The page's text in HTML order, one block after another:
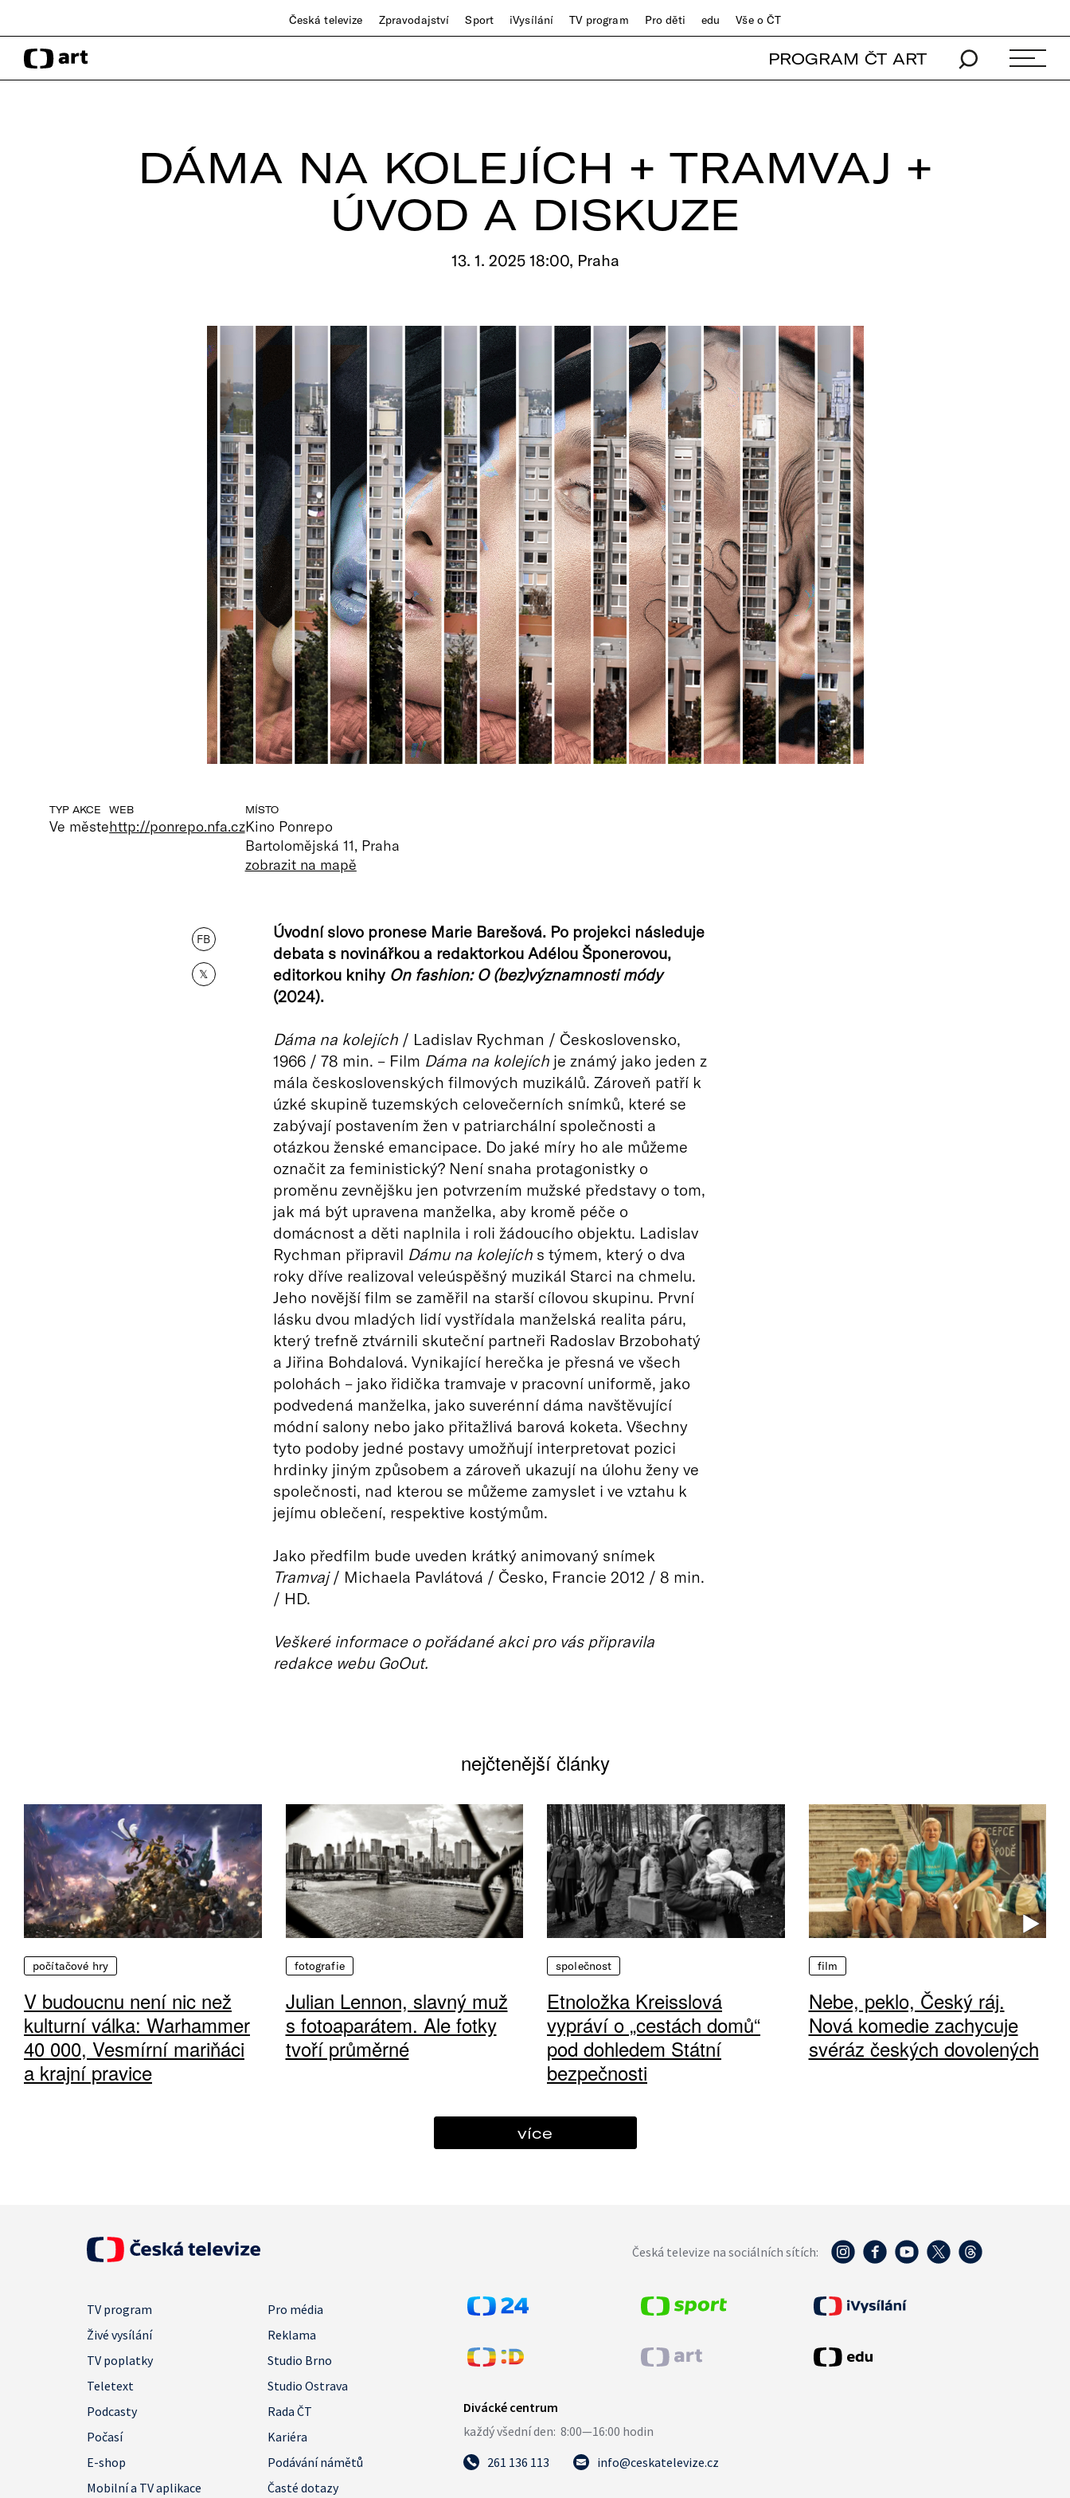
Česká televize Zpravodajství Sport iVysílání TV program Pro děti edu Vše o ČT
PROGRAM ČT ART
DÁMA NA KOLEJÍCH + TRAMVAJ +
ÚVOD A DISKUZE
13. 1. 2025 18:00, Praha
TYP AKCE
Ve měste
WEB
http://ponrepo.nfa.cz
MÍSTO
Kino Ponrepo
Bartolomějská 11, Praha
zobrazit na mapě
FB
𝕏
Úvodní slovo pronese Marie Barešová. Po projekci následuje
debata s novinářkou a redaktorkou Adélou Šponerovou,
editorkou knihy On fashion: O (bez)významnosti módy
(2024).
Dáma na kolejích/ Ladislav Rychman / Československo,
1966 / 78 min. – Film Dáma na kolejíchje známý jako jeden z
mála československých filmových muzikálů. Zároveň patří k
úzké skupině tuzemských celovečerních snímků, které se
zabývají postavením žen v patriarchální společnosti a
otázkou ženské emancipace. Do jaké míry ho ale můžeme
označit za feministický? Není snaha protagonistky o
proměnu zevnějšku jen potvrzením mužské představy o tom,
jak má být upravena manželka, aby kromě péče o
domácnost a děti naplnila i roli žádoucího objektu. Ladislav
Rychman připravil Dámu na kolejíchs týmem, který o dva
roky dříve realizoval veleúspěšný muzikál Starci na chmelu.
Jeho novější film se zaměřil na starší cílovou skupinu. První
lásku dvou mladých lidí vystřídala manželská realita páru,
který trefně ztvárnili skuteční partneři Radoslav Brzobohatý
a Jiřina Bohdalová. Vynikající herečka je přesná ve všech
polohách – jako řidička tramvaje v pracovní uniformě, jako
podvedená manželka, jako suverénní dáma navštěvující
módní salony nebo jako přitažlivá barová koketa. Všechny
tyto podoby jedné postavy umožňují interpretovat pozici
hrdinky jiným způsobem a zároveň ukazují na úlohu ženy ve
společnosti, nad kterou se můžeme zamyslet i ve vztahu k
jejímu oblečení, respektive kostýmům.
Jako předfilm bude uveden krátký animovaný snímek
Tramvaj/ Michaela Pavlátová / Česko, Francie 2012 / 8 min.
/ HD.
Veškeré informace o pořádané akci pro vás připravila
redakce webu GoOut.
nejčtenější články
počítačové hry
V budoucnu není nic než
kulturní válka: Warhammer
40 000, Vesmírní mariňáci
a krajní pravice
fotografie
Julian Lennon, slavný muž
s fotoaparátem. Ale fotky
tvoří průměrné
společnost
Etnoložka Kreisslová
vypráví o „cestách domů“
pod dohledem Státní
bezpečnosti
film
Nebe, peklo, Český ráj.
Nová komedie zachycuje
svéráz českých dovolených
více
Česká televize na sociálních sítích:
TV program
Pro média
Živé vysílání
Reklama
TV poplatky
Studio Brno
Teletext
Studio Ostrava
Podcasty
Rada ČT
Počasí
Kariéra
E-shop
Podávání námětů
Mobilní a TV aplikace
Časté dotazy
261 136 113 info@ceskatelevize.cz